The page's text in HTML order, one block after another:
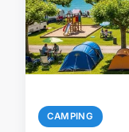
CAMPING